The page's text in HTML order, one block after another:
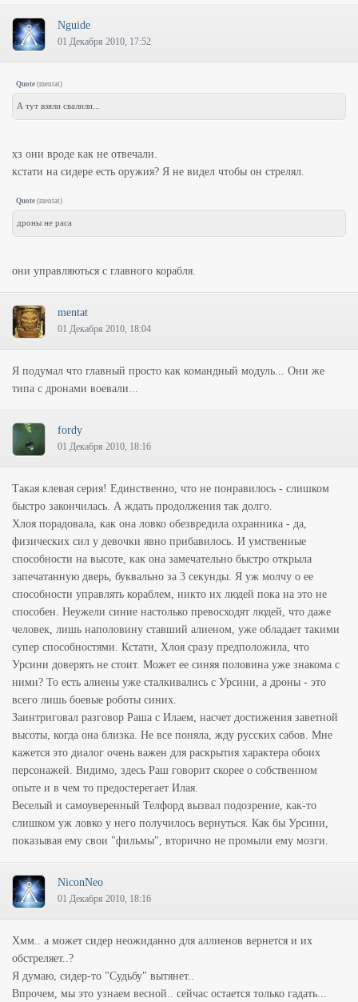
Nguide
01 Декабря 2010, 17:52
Quote (mentat)
А тут взяли свалили...
хз они вроде как не отвечали.
кстати на сидере есть оружия? Я не видел чтобы он стрелял.
Quote (mentat)
дроны не раса
они управляються с главного корабля.
mentat
01 Декабря 2010, 18:04
Я подумал что главный просто как командный модуль... Они же
типа с дронами воевали...
fordy
01 Декабря 2010, 18:16
Такая клевая серия! Единственно, что не понравилось - слишком
быстро закончилась. А ждать продолжения так долго.
Хлоя порадовала, как она ловко обезвредила охранника - да,
физических сил у девочки явно прибавилось. И умственные
способности на высоте, как она замечательно быстро открыла
запечатанную дверь, буквально за 3 секунды. Я уж молчу о ее
способности управлять кораблем, никто их людей пока на это не
способен. Неужели синие настолько превосходят людей, что даже
человек, лишь наполовину ставший алиеном, уже обладает такими
супер способностями. Кстати, Хлоя сразу предположила, что
Урсини доверять не стоит. Может ее синяя половина уже знакома с
ними? То есть алиены уже сталкивались с Урсини, а дроны - это
всего лишь боевые роботы синих.
Заинтриговал разговор Раша с Илаем, насчет достижения заветной
высоты, когда она близка. Не все поняла, жду русских сабов. Мне
кажется это диалог очень важен для раскрытия характера обоих
персонажей. Видимо, здесь Раш говорит скорее о собственном
опыте и в чем то предостерегает Илая.
Веселый и самоуверенный Телфорд вызвал подозрение, как-то
слишком уж ловко у него получилось вернуться. Как бы Урсини,
показывая ему свои "фильмы", вторично не промыли ему мозги.
NiconNeo
01 Декабря 2010, 18:16
Хмм.. а может сидер неожиданно для аллиенов вернется и их
обстреляет..?
Я думаю, сидер-то "Судьбу" вытянет..
Впрочем, мы это узнаем весной.. сейчас остается только гадать...